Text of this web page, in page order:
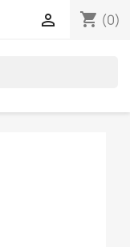
shopping_cart (0)
